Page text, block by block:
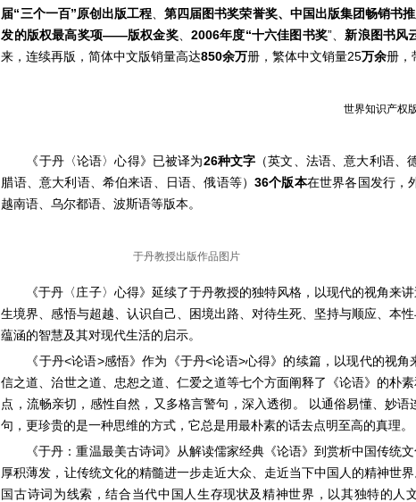
届“三个一百”原创出版工程 、第四届图书奖荣誉奖、中国出版集团畅销书
发的版权最高奖项——版权金奖、2006年度“十六佳图书奖”、 新浪图书风
来，连续再版，简体中文版销量高达850余万册，繁体中文销量25万余册，
世界知识产权
《于丹〈论语〉心得》已被译为26种文字 （英文、法语、意大利语
腊语、意大利语、希伯来语、日语、俄语等）36个版本在世界各国发行，
越南语、乌尔都语、波斯语等版本。
于丹教授出版作品图片
《于丹〈庄子〉心得》延续了于丹教授的独特风格，以现代的视角来
生境界、感悟与超越、认识自己、困境出路、对待生死、坚持与顺应、本
蕴涵的智慧及其对现代生活的启示。
《于丹<论语>感悟》作为《于丹<论语>心得》的续篇，以现代的视
信之道、治世之道、忠恕之道、仁爱之道等七个方面阐释了《论语》的朴
点，流畅亲切，感性自然，又多格言警句，深入透彻。 以通俗易懂、妙
句，更珍贵的是一种思维的方式，它总是用最朴素的话去点明至高的真理。
《于丹：重温最美古诗词》从解读儒家经典《论语》到赏析中国传统
厚积薄发，让传统文化的精髓进一步走近大众、走近当下中国人的精神世
国古诗词为线索，结合当代中国人生存现状及精神世界，以其独特的人